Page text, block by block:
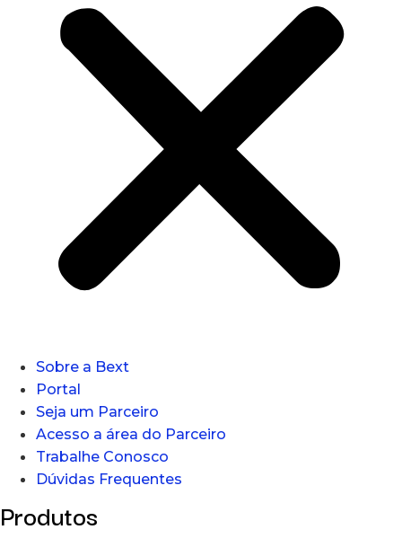
Sobre a Bext
Portal
Seja um Parceiro
Acesso a área do Parceiro
Trabalhe Conosco
Dúvidas Frequentes
Produtos